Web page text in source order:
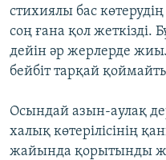
стихиялы бас
соң ғана қол жеткізді.
дейін әр жерлерде
бейбіт тарқай
Осындай азын-аулақ
халық көтерілісінің
жайында қорытынды